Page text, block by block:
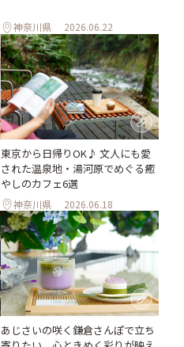
神奈川県 2026.06.22
東京から日帰りOK♪ 文人にも愛
された温泉地・湯河原でめぐる癒
やしのカフェ6選
神奈川県 2026.06.18
あじさいの咲く鎌倉さんぽで立ち